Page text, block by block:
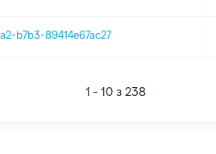
b7b3-89414e67ac27
1 - 10 з 238